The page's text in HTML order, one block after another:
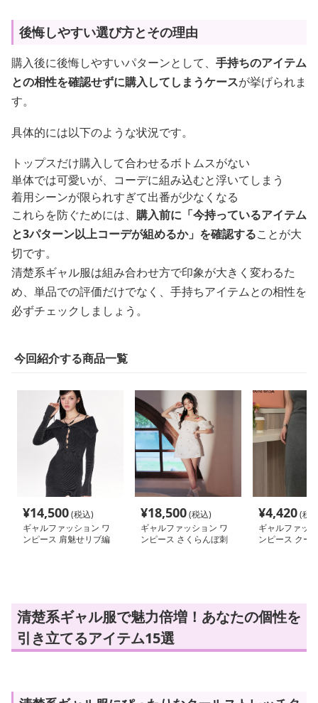
後悔しやすい選び方とその理由
購入後に後悔しやすいパターンとして、 手持ちのアイテム
との相性を確認せずに購入してしまうケースが挙げられま
す。
具体的には以下のような状況です。
トップスだけ購入して合わせるボトムスがない
単体では可愛いが、コーデに組み込むと浮いてしまう
着用シーンが限られすぎて出番が少なくなる
これらを防ぐためには、 購入前に「今持っているアイテム
と3パターン以上コーデが組めるか」を確認することが大
切です。
清楚系ギャル服は組み合わせ方で印象が大きく変わるた
め、単品での評価だけでなく、手持ちアイテムとの相性を
必ずチェックしましょう。
今回紹介する商品一覧
¥14,500(税込)
ギャルファッション ワ
ンピース 肩魅せリブ編
¥18,500(税込)
ギャルファッション ワ
ンピース さくらんぼ刺
¥4,420(税
ギャルファッ
ンピース クー
清楚系ギャル服で魅力倍増！あなたの個性を
引き立てるアイテム15選